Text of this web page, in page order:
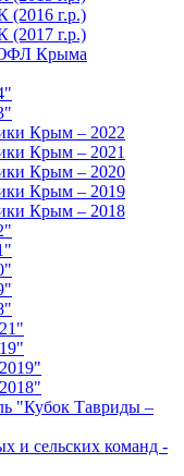
г.р.)
г.р.)
Крыма
Крым – 2022
Крым – 2021
Крым – 2020
Крым – 2019
Крым – 2018
"Кубок Тавриды –
и сельских команд -